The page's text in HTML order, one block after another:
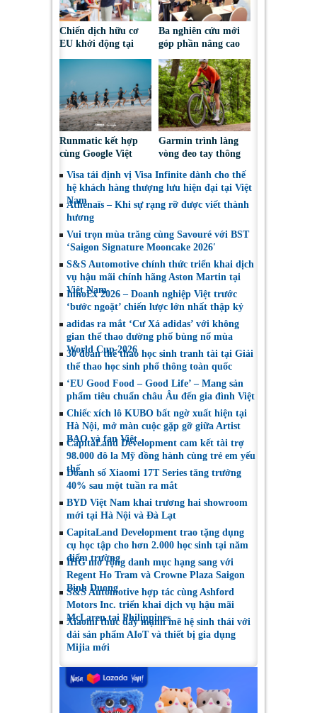
Chiến dịch hữu cơ
EU khởi động tại
chọn sáng suốt
Ba nghiên cứu mới
góp phần nâng cao
thoại chính sách về
an toàn xe mô tô
Runmatic kết hợp
cùng Google Việt
AI vào huấn luyện
Hybrid Training
thực tế
Garmin trình làng
vòng đeo tay thông
tầm sức khỏe, trọn
đời không phí duy
trì
Visa tái định vị Visa Infinite dành cho thế
hệ khách hàng thượng lưu hiện đại tại Việt
Nam
Athénaïs – Khi sự rạng rỡ được viết thành
hương
Vui trọn mùa trăng cùng Savouré với BST
‘Saigon Signature Mooncake 2026′
S&S Automotive chính thức triển khai dịch
vụ hậu mãi chính hãng Aston Martin tại
Việt Nam
InnoEx 2026 – Doanh nghiệp Việt trước
‘bước ngoặt’ chiến lược lớn nhất thập kỷ
adidas ra mắt ‘Cư Xá adidas’ với không
gian thể thao đường phố bùng nổ mùa
World Cup 2026
30 đoàn thể thao học sinh tranh tài tại Giải
thể thao học sinh phổ thông toàn quốc
‘EU Good Food – Good Life’ – Mang sản
phẩm tiêu chuẩn châu Âu đến gia đình Việt
Chiếc xích lô KUBO bất ngờ xuất hiện tại
Hà Nội, mở màn cuộc gặp gỡ giữa Artist
BAO và fan Việt
CapitaLand Development cam kết tài trợ
98.000 đô la Mỹ đồng hành cùng trẻ em yếu
thế
Doanh số Xiaomi 17T Series tăng trưởng
40% sau một tuần ra mắt
BYD Việt Nam khai trương hai showroom
mới tại Hà Nội và Đà Lạt
CapitaLand Development trao tặng dụng
cụ học tập cho hơn 2.000 học sinh tại năm
điểm trường
IHG mở rộng danh mục hạng sang với
Regent Ho Tram và Crowne Plaza Saigon
Binh Duong
S&S Automotive hợp tác cùng Ashford
Motors Inc. triển khai dịch vụ hậu mãi
McLaren tại Philippines
Xiaomi thúc đẩy mạnh mẽ hệ sinh thái với
dải sản phẩm AIoT và thiết bị gia dụng
Mijia mới